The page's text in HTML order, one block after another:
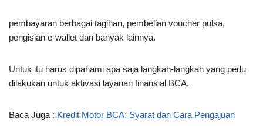
pembayaran berbagai tagihan, pembelian voucher pulsa,
pengisian e-wallet dan banyak lainnya.
Untuk itu harus dipahami apa saja langkah-langkah yang perlu
dilakukan untuk aktivasi layanan finansial BCA.
Baca Juga : Kredit Motor BCA: Syarat dan Cara Pengajuan